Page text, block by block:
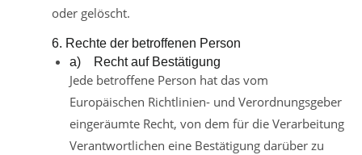
oder gelöscht.
6. Rechte der betroffenen Person
a) Recht auf Bestätigung
Jede betroffene Person hat das vom
Europäischen Richtlinien- und Verordnungsgeber
eingeräumte Recht, von dem für die Verarbeitung
Verantwortlichen eine Bestätigung darüber zu